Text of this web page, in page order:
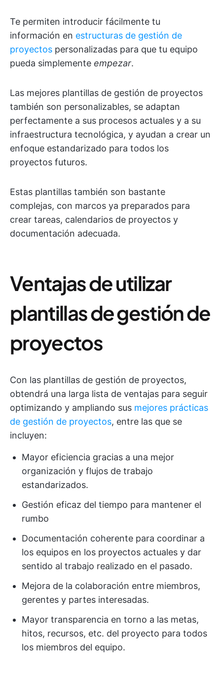
Te permiten introducir fácilmente tu
información en estructuras de gestión de
proyectos personalizadas para que tu equipo
pueda simplemente empezar.
Las mejores plantillas de gestión de proyectos
también son personalizables, se adaptan
perfectamente a sus procesos actuales y a su
infraestructura tecnológica, y ayudan a crear un
enfoque estandarizado para todos los
proyectos futuros.
Estas plantillas también son bastante
complejas, con marcos ya preparados para
crear tareas, calendarios de proyectos y
documentación adecuada.
Ventajas de utilizar
plantillas de gestión de
proyectos
Con las plantillas de gestión de proyectos,
obtendrá una larga lista de ventajas para seguir
optimizando y ampliando sus mejores prácticas
de gestión de proyectos, entre las que se
incluyen:
Mayor eficiencia gracias a una mejor
organización y flujos de trabajo
estandarizados.
Gestión eficaz del tiempo para mantener el
rumbo
Documentación coherente para coordinar a
los equipos en los proyectos actuales y dar
sentido al trabajo realizado en el pasado.
Mejora de la colaboración entre miembros,
gerentes y partes interesadas.
Mayor transparencia en torno a las metas,
hitos, recursos, etc. del proyecto para todos
los miembros del equipo.